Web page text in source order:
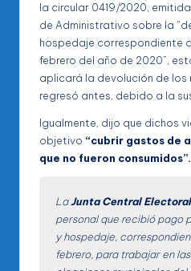
la circular 0419/2020,
de Administrativo sobre la
hospedaje correspondiente a
febrero del año de 2020”,
aplicará la devolución de los
regresó antes, debido a la
Igualmente, dijo que dichos
objetivo “cubrir gastos de
que no fueron consumidos”.
LaJunta Central
personal que recibió pago
y hospedaje,
febrero, para trabajar en